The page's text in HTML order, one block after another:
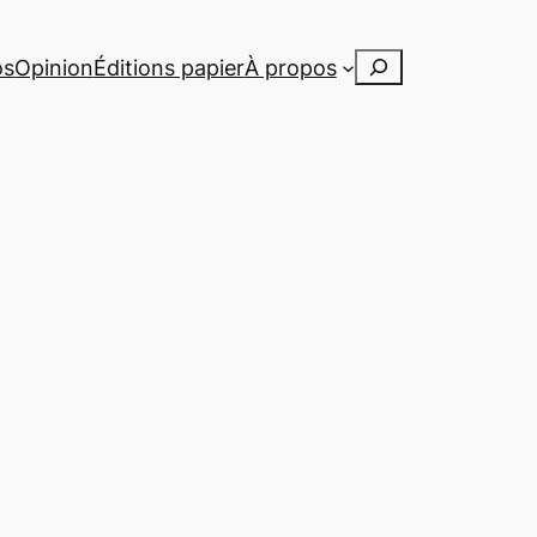
OpinionÉditions papierÀ propos Rechercher